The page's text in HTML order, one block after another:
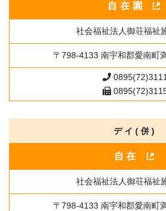
自在園
社会福祉法人御荘福祉
〒798-4133 南宇和郡愛南町
デイ(併)
自在
社会福祉法人御荘福祉
〒798-4133 南宇和郡愛南町